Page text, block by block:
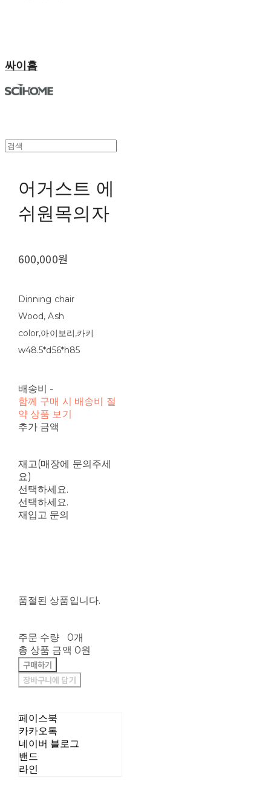
싸이홈
어거스트 에
쉬원목의자
600,000원
Dinning chair
Wood, Ash
color,아이보리,카키
w48.5*d56*h85
배송비 -
함께 구매 시 배송비 절
약 상품 보기
추가 금액
재고(매장에 문의주세
요)
선택하세요.
선택하세요.
재입고 문의
품절된 상품입니다.
주문 수량
0개
총 상품 금액 0원
구매하기
장바구니에 담기
페이스북
카카오톡
네이버 블로그
밴드
라인